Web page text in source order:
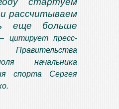
рассчитываем
еще больше
цитирует пресс-
начальника
спорта Сергея